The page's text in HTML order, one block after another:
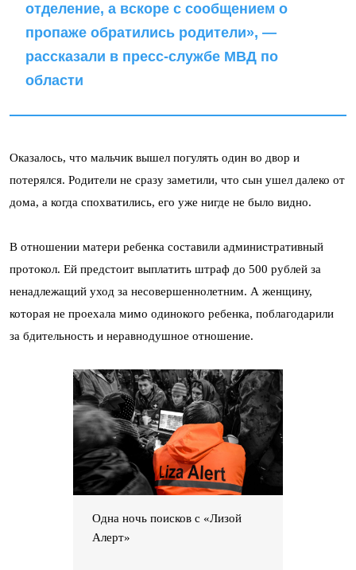
отделение, а вскоре с сообщением о
пропаже обратились родители», —
рассказали в пресс-службе МВД по
области
Оказалось, что мальчик вышел погулять один во двор и
потерялся. Родители не сразу заметили, что сын ушел далеко от
дома, а когда спохватились, его уже нигде не было видно.
В отношении матери ребенка составили административный
протокол. Ей предстоит выплатить штраф до 500 рублей за
ненадлежащий уход за несовершеннолетним. А женщину,
которая не проехала мимо одинокого ребенка, поблагодарили
за бдительность и неравнодушное отношение.
Одна ночь поисков с «Лизой
Алерт»